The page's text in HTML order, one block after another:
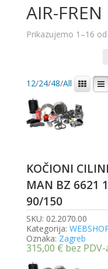
AIR-FREN
Prikazujemo 1–16
12/24/48/All
KOČIONI
MAN BZ 6621
90/150
SKU: 02.2070.00
Kategorija:
Oznaka: Zagreb
315,00 € bez PDV-